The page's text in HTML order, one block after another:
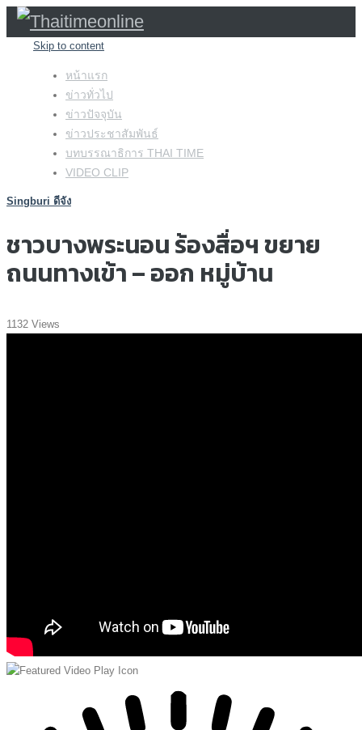
Skip to content
หน้าแรก
ข่าวทั่วไป
ข่าวปัจจุบัน
ข่าวประชาสัมพันธ์
บทบรรณาธิการ THAI TIME
VIDEO CLIP
Singburi ดีจัง
ชาวบางพระนอน ร้องสื่อฯ ขยาย
ถนนทางเข้า – ออก หมู่บ้าน
1132 Views